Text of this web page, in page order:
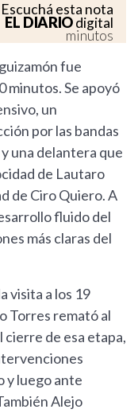
Escuchá esta nota
EL DIARIOdigital
minutos
fue
minutos. Se apoyó
un
por las bandas
una delantera que
de Lautaro
de Ciro Quiero. A
fluido del
más claras del
visita a los 19
Torres remató al
cierre de esa etapa,
y luego ante
Alejo